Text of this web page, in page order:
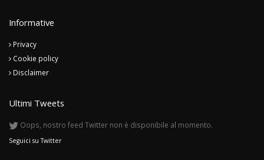
Informative
Privacy
Cookie policy
Disclaimer
Ultimi Tweets
Oops, nostro feed Twitter non è disponibile al momento.
Seguici su Twitter